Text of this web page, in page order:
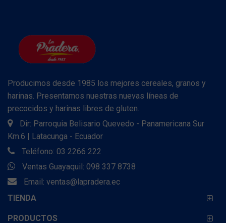
Producimos desde 1985 los mejores cereales, granos y
harinas. Presentamos nuestras nuevas líneas de
precocidos y harinas libres de gluten.
Dir: Parroquia Belisario Quevedo - Panamericana Sur
Km.6 | Latacunga - Ecuador
Teléfono: 03 2266 222
Ventas Guayaquil: 098 337 8738
Email: ventas@lapradera.ec
TIENDA
PRODUCTOS